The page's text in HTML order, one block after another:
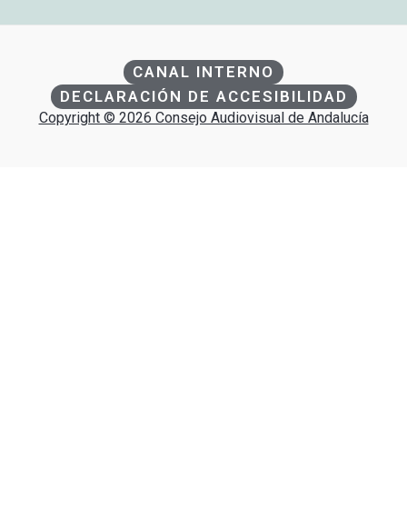
CANAL INTERNO
DECLARACIÓN DE ACCESIBILIDAD
Copyright © 2026 Consejo Audiovisual de Andalucía